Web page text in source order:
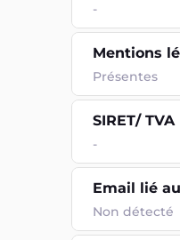
-
Mentions
Présentes
SIRET/ TVA
-
Email lié
Non détecté